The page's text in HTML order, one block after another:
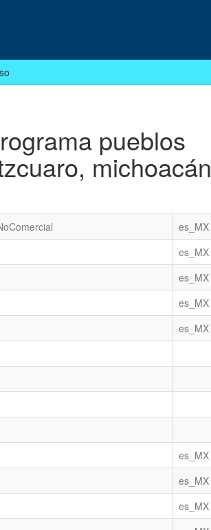
pueblos
michoacán
es_MX
es_MX
es_MX
es_MX
es_MX
es_MX
es_MX
es_MX